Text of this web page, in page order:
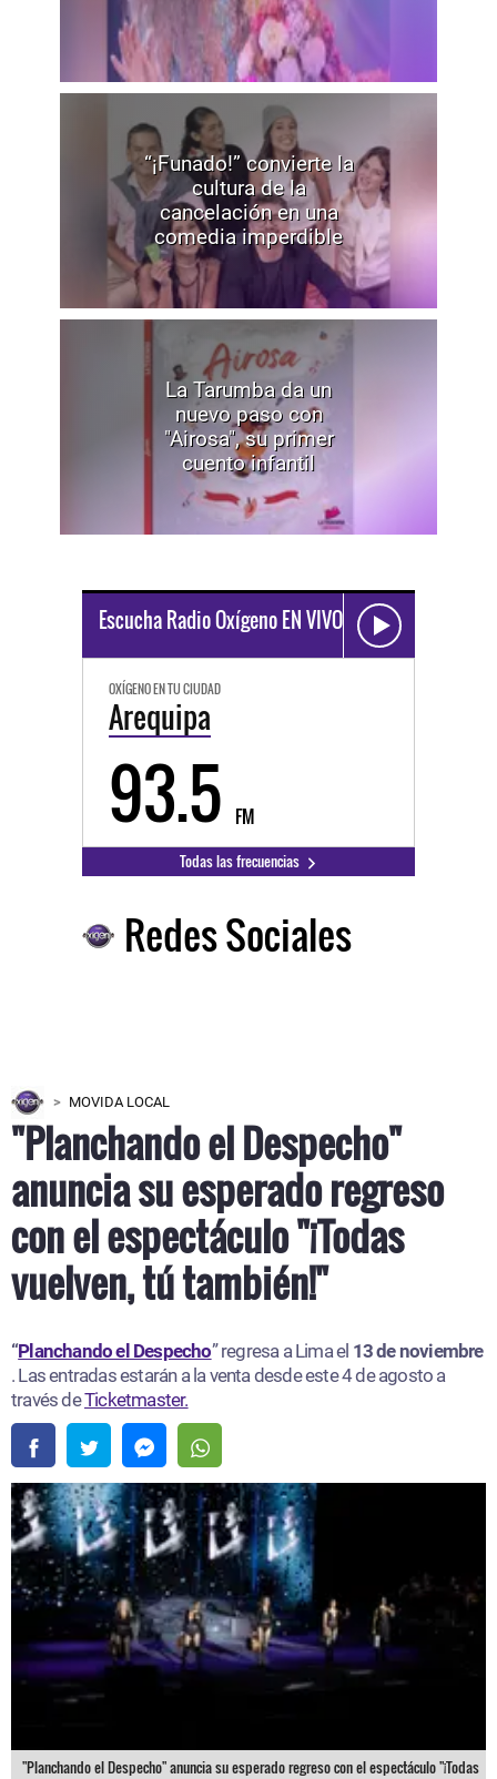
“¡Funado!” convierte la
cultura de la
cancelación en una
comedia imperdible
La Tarumba da un
nuevo paso con
"Airosa", su primer
cuento infantil
Escucha Radio Oxígeno EN VIVO
OXÍGENO EN TU CIUDAD
Arequipa
93.5 FM
Todas las frecuencias
Redes Sociales
MOVIDA LOCAL
"Planchando el Despecho"
anuncia su esperado regreso
con el espectáculo "¡Todas
vuelven, tú también!"
“Planchando el Despecho” regresa a Lima el 13 de noviembre
. Las entradas estarán a la venta desde este 4 de agosto a
través deTicketmaster.
"Planchando el Despecho" anuncia su esperado regreso con el espectáculo "¡Todas